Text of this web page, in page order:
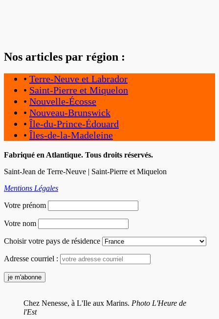
Nos articles par région :
• Terre-Neuve et Labrador
• Saint-Pierre et Miquelon
• Nouvelle-Écosse
• Nouveau-Brunswick
• Île-du-Prince-Édouard
• Îles-de-la-Madeleine
Fabriqué en Atlantique. Tous droits réservés.
Saint-Jean de Terre-Neuve | Saint-Pierre et Miquelon
Mentions Légales
Votre prénom
Votre nom
Choisir votre pays de résidence
Adresse courriel :
Chez Nenesse, à L'Ile aux Marins. Photo L'Heure de
l'Est